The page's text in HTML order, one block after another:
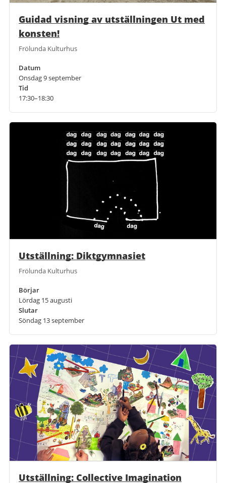
Guidad visning av utställningen Ut med
konsten!
Frölunda Kulturhus
Datum
Onsdag 9 september
Tid
17:30–18:30
Utställning: Diktgymnasiet
Frölunda Kulturhus
Börjar
Lördag 15 augusti
Slutar
Söndag 13 september
Utställning: Collective Imagination